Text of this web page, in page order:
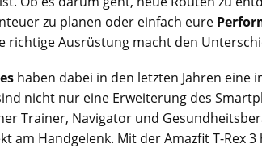
zu planen oder einfach eure
richtige Ausrüstung macht den
haben dabei in den letzten Jahren eine
nicht nur eine Erweiterung des
Trainer, Navigator und
am Handgelenk. Mit der Amazfit T-Rex 3